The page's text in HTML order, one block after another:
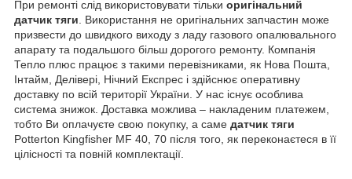
При ремонті слід використовувати тільки оригінальний
датчик тяги . Використання не оригінальних запчастин може
призвести до швидкого виходу з ладу газового опалювального
апарату та подальшого більш дорогого ремонту. Компанія
Тепло плюс працює з такими перевізниками, як Нова Пошта,
Інтайм, Делівері, Нічний Експрес і здійснює оперативну
доставку по всій території України. У нас існує особлива
система знижок. Доставка можлива – накладеним платежем,
тобто Ви оплачуєте свою покупку, а саме датчик тяги
Potterton Kingfisher MF 40, 70 після того, як переконаєтеся в її
цілісності та повній комплектації.